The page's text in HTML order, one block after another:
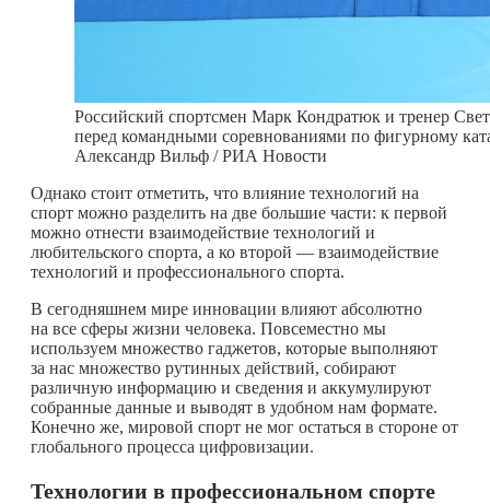
Российский спортсмен Марк Кондратюк и тренер
перед командными соревнованиями по фигурному
Александр Вильф / РИА Новости
Однако стоит отметить, что влияние технологий на
спорт можно разделить на две большие части: к первой
можно отнести взаимодействие технологий и
любительского спорта, а ко второй — взаимодействие
технологий и профессионального спорта.
В сегодняшнем мире инновации влияют абсолютно
на все сферы жизни человека. Повсеместно мы
используем множество гаджетов, которые выполняют
за нас множество рутинных действий, собирают
различную информацию и сведения и аккумулируют
собранные данные и выводят в удобном нам формате.
Конечно же, мировой спорт не мог остаться в стороне от
глобального процесса цифровизации.
Технологии в профессиональном спорте